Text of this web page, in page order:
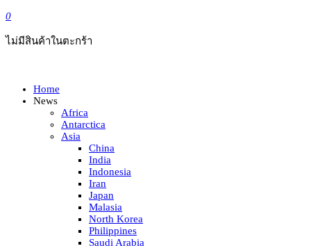
0
ไม่มีสินค้าในตะกร้า
Home
News
Africa
Antarctica
Asia
China
India
Indonesia
Iran
Japan
Malasia
North Korea
Philippines
Saudi Arabia